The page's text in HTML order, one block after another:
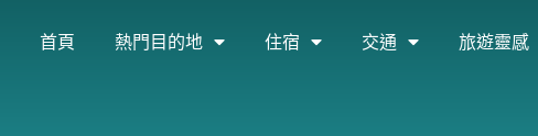
首頁 熱門目的地 住宿 交通 旅遊靈感